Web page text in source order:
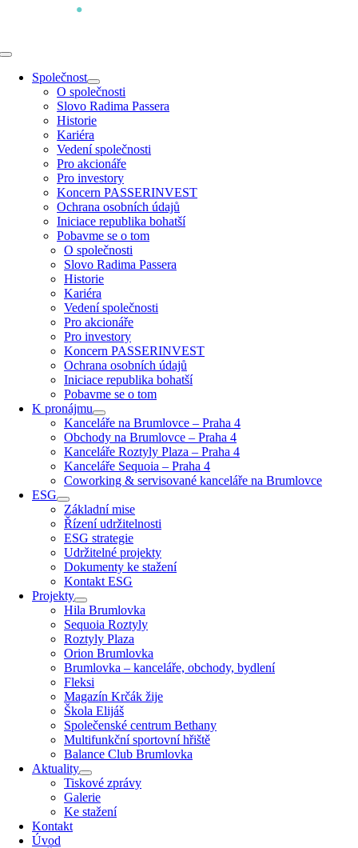
Toggle
NavigationSpolečnost
O společnosti
Slovo Radima Passera
Historie
Kariéra
Vedení společnosti
Pro akcionáře
Pro investory
Koncern PASSERINVEST
Ochrana osobních údajů
Iniciace republika bohatší
Pobavme se o tom
O společnosti
Slovo Radima Passera
Historie
Kariéra
Vedení společnosti
Pro akcionáře
Pro investory
Koncern PASSERINVEST
Ochrana osobních údajů
Iniciace republika bohatší
Pobavme se o tom
K pronájmu
Kanceláře na Brumlovce – Praha 4
Obchody na Brumlovce – Praha 4
Kanceláře Roztyly Plaza – Praha 4
Kanceláře Sequoia – Praha 4
Coworking & servisované kanceláře na Brumlovce
ESG
Základní mise
Řízení udržitelnosti
ESG strategie
Udržitelné projekty
Dokumenty ke stažení
Kontakt ESG
Projekty
Hila Brumlovka
Sequoia Roztyly
Roztyly Plaza
Orion Brumlovka
Brumlovka – kanceláře, obchody, bydlení
Fleksi
Magazín Krčák žije
Škola Elijáš
Společenské centrum Bethany
Multifunkční sportovní hřiště
Balance Club Brumlovka
Aktuality
Tiskové zprávy
Galerie
Ke stažení
Kontakt
Úvod